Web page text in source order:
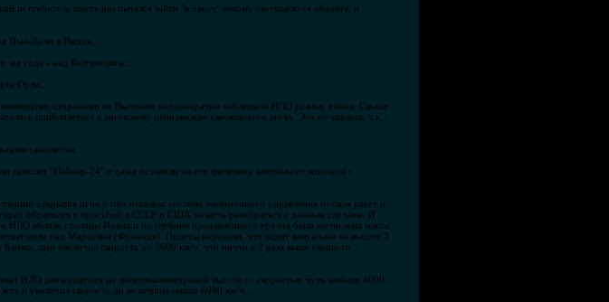
истребитель шесть раз пытался зайти "в хвост" некому светящемуся объекту, и
Нью-Дели в Индии...
же года - над Балтимором...
Орли...
сторонами во Вьетнаме неоднократно наблюдали НЛО разных типов. Свыше
приблизиться к висевшему неподвижно светящемуся диску. Это не удалось, т.к.
самолетом...
"Пайпер-24" и даже оставили на его фюзеляже вмятины от контакта с
открытия огня у них отказала система электронного управления пуском ракет и
обратился с просьбой к СССР и США помочь разобраться с данным случаем. И
НЛО вблизи столицы Ирана и по глубине продавленного грунта была вычислена масса
цели над Марселем (Франция). Пилоты передали, что видят визуально на высоте 3
шар увеличил скорость до 3600 км/ч, что почти в 2 раза выше скорости
НЛО движущегося на десятикилометровой высоте со скоростью чуть меньше 4000
и увеличил скорость до величины свыше 6000 км/ч...